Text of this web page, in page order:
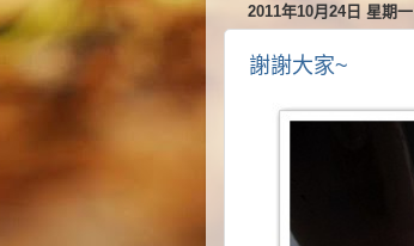
2011年10月24日 星期一
謝謝大家~